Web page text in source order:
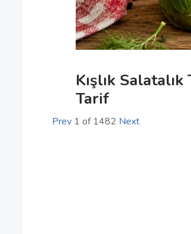
Kışlık
Tarif
Prev 1 of 1482 Next